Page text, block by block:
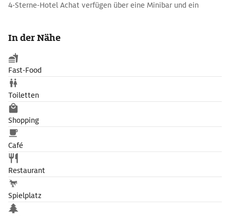
4-Sterne-Hotel Achat verfügen über eine Minibar und ein
Ausgangspunkt für Wanderungen durch das Biosphärenreservat
Vessertal und den Thüringer Wald. Die Autobahnen A71 und A73
erreichen Sie nach etwa 5 Minuten.
In der Nähe
Fast-Food
Toiletten
Shopping
Café
Restaurant
Spielplatz